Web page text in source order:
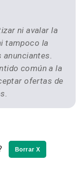
ni avalar la
tampoco la
común a la
ofertas de
Borrar X